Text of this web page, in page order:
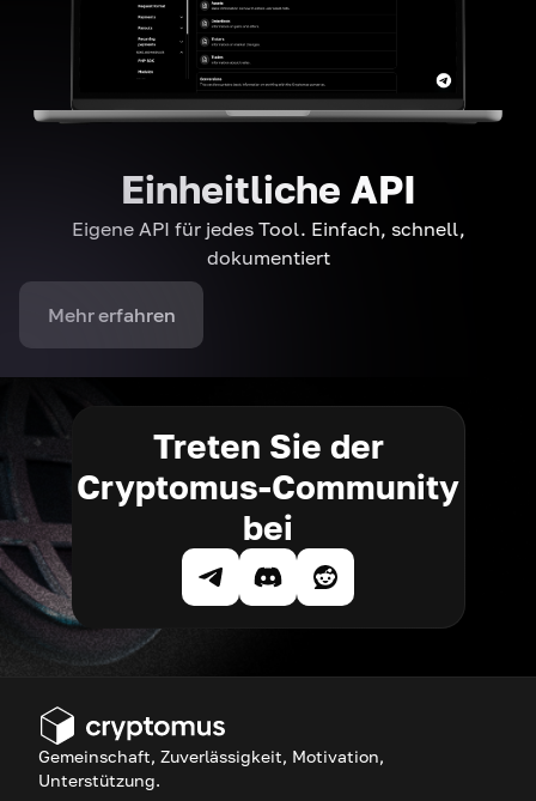
Einheitliche API
Eigene API für jedes Tool. Einfach, schnell,
dokumentiert
Mehr erfahren
Treten Sie der
Cryptomus-Community
bei
Gemeinschaft, Zuverlässigkeit, Motivation,
Unterstützung.